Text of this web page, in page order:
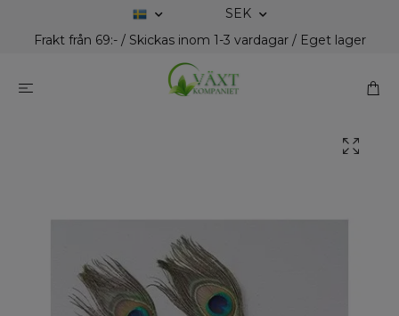
SEK
Frakt från 69:- / Skickas inom 1-3 vardagar / Eget lager